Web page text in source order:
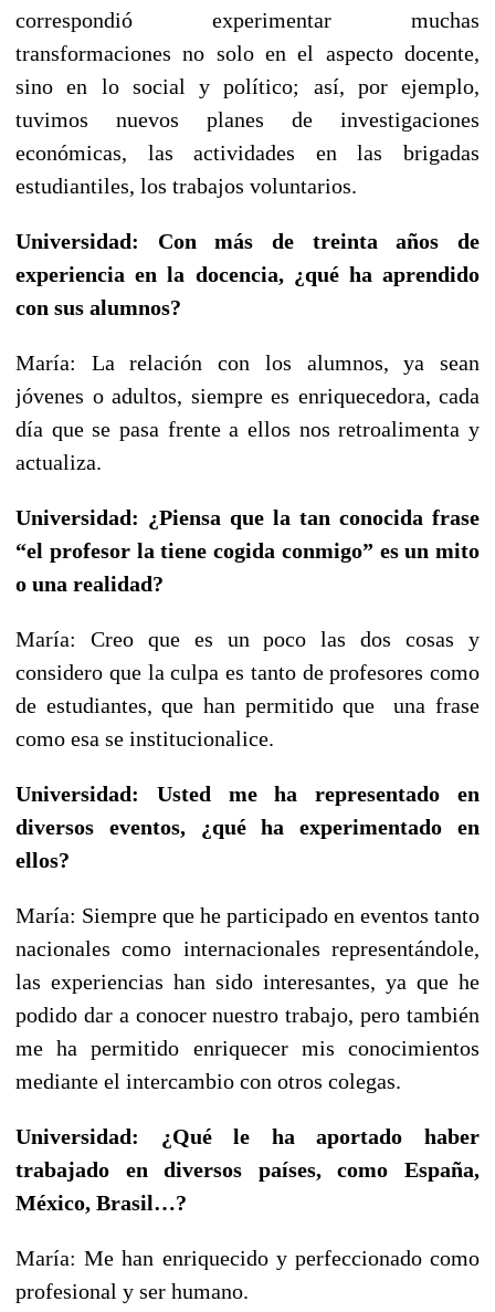
correspondió experimentar muchas
transformaciones no solo en el aspecto docente,
sino en lo social y político; así, por ejemplo,
tuvimos nuevos planes de investigaciones
económicas, las actividades en las brigadas
estudiantiles, los trabajos voluntarios.
Universidad: Con más de treinta años de
experiencia en la docencia, ¿qué ha aprendido
con sus alumnos?
María: La relación con los alumnos, ya sean
jóvenes o adultos, siempre es enriquecedora, cada
día que se pasa frente a ellos nos retroalimenta y
actualiza.
Universidad: ¿Piensa que la tan conocida frase
“el profesor la tiene cogida conmigo” es un mito
o una realidad?
María: Creo que es un poco las dos cosas y
considero que la culpa es tanto de profesores como
de estudiantes, que han permitido que una frase
como esa se institucionalice.
Universidad: Usted me ha representado en
diversos eventos, ¿qué ha experimentado en
ellos?
María: Siempre que he participado en eventos tanto
nacionales como internacionales representándole,
las experiencias han sido interesantes, ya que he
podido dar a conocer nuestro trabajo, pero también
me ha permitido enriquecer mis conocimientos
mediante el intercambio con otros colegas.
Universidad: ¿Qué le ha aportado haber
trabajado en diversos países, como España,
México, Brasil…?
María: Me han enriquecido y perfeccionado como
profesional y ser humano.